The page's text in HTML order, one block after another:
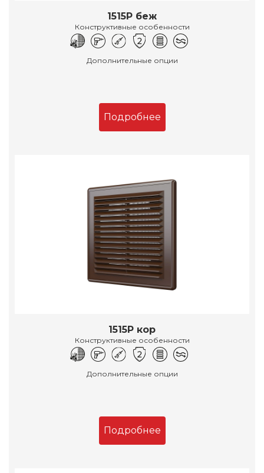
1515Р беж
Конструктивные особенности
Дополнительные опции
Подробнее
1515Р кор
Конструктивные особенности
Дополнительные опции
Подробнее